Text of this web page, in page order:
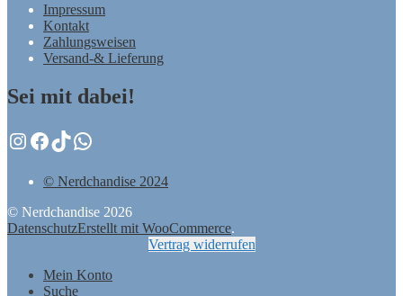
Impressum
Kontakt
Zahlungsweisen
Versand-& Lieferung
Sei mit dabei!
Instagram
Facebook
TikTok
WhatsApp
© Nerdchandise 2024
© Nerdchandise 2026
DatenschutzErstellt mit WooCommerce.
Vertrag widerrufen
Mein Konto
Suche